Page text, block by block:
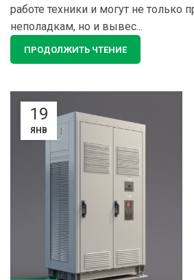
работе техники и могут не только
неполадкам, но и вывес...
ПРОДОЛЖИТЬ ЧТЕНИЕ
19
ЯНВ